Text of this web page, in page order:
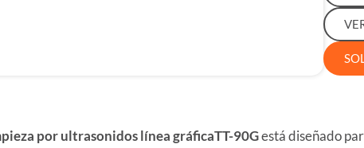
por ultrasonidos línea gráficaTT-90Gestá diseñado